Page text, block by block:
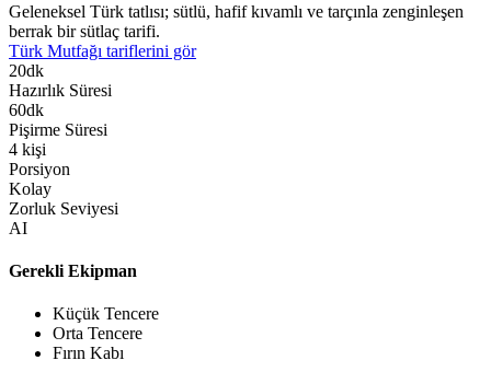
Geleneksel Türk tatlısı; sütlü, hafif kıvamlı ve tarçınla zenginleşen
berrak bir sütlaç tarifi.
Türk Mutfağı tariflerini gör
20dk
Hazırlık Süresi
60dk
Pişirme Süresi
4 kişi
Porsiyon
Kolay
Zorluk Seviyesi
AI
Gerekli Ekipman
Küçük Tencere
Orta Tencere
Fırın Kabı